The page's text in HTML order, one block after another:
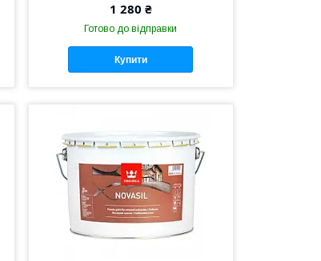
1 280 ₴
Готово до відправки
Купити